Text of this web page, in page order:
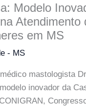
Modelo
Atendimento
em MS
- MS
mastologista
inovador da